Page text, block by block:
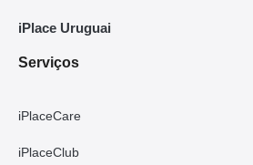
iPlace Uruguai
Serviços
iPlaceCare
iPlaceClub